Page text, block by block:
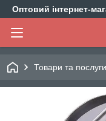
Оптовий інтернет-
Товари та послуги